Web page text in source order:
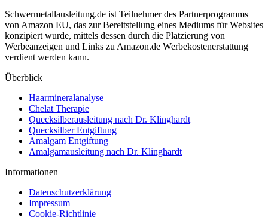
Schwermetallausleitung.de ist Teilnehmer des Partnerprogramms
von Amazon EU, das zur Bereitstellung eines Mediums für Websites
konzipiert wurde, mittels dessen durch die Platzierung von
Werbeanzeigen und Links zu Amazon.de Werbekostenerstattung
verdient werden kann.
Überblick
Haarmineralanalyse
Chelat Therapie
Quecksilberausleitung nach Dr. Klinghardt
Quecksilber Entgiftung
Amalgam Entgiftung
Amalgamausleitung nach Dr. Klinghardt
Informationen
Datenschutzerklärung
Impressum
Cookie-Richtlinie